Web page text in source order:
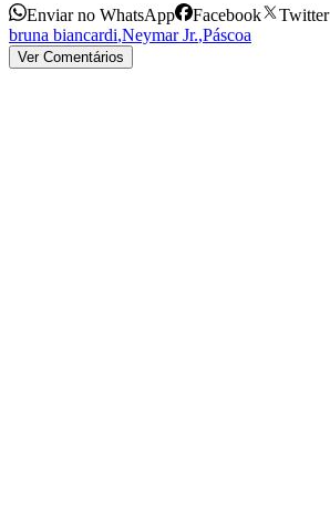
Enviar no WhatsApp Facebook
Twitter
bruna biancardi,Neymar Jr.,Páscoa
Ver Comentários